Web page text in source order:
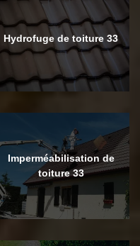
Hydrofuge de toiture 33
Imperméabilisation de
toiture 33